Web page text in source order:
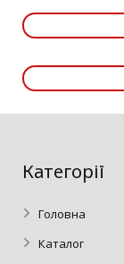
Категорії
Головна
Каталог